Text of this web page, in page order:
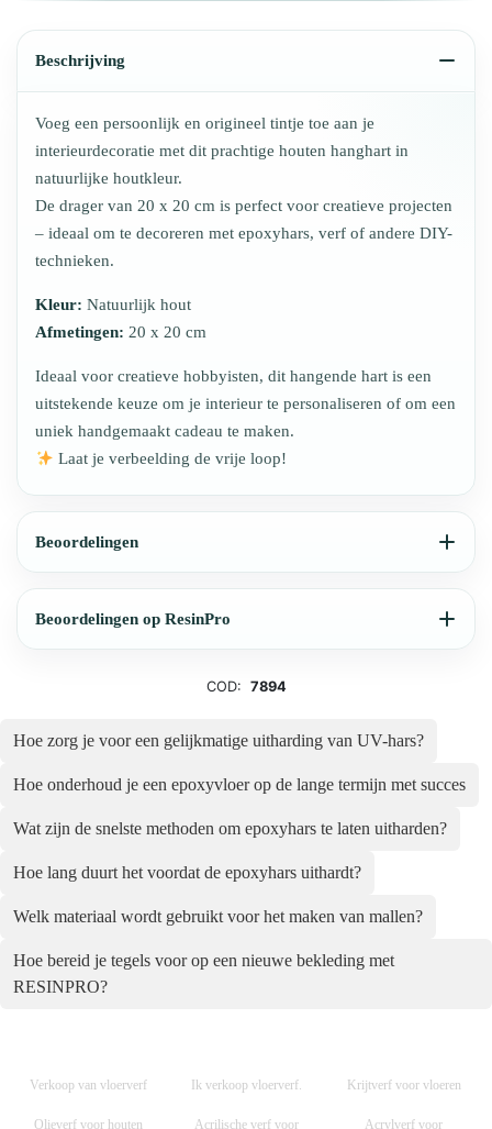
aantal
Beschrijving
Voeg een persoonlijk en origineel tintje toe aan je
interieurdecoratie met dit prachtige houten hanghart in
natuurlijke houtkleur.
De drager van 20 x 20 cm is perfect voor creatieve projecten
– ideaal om te decoreren met epoxyhars, verf of andere DIY-
technieken.
Kleur: Natuurlijk hout
Afmetingen: 20 x 20 cm
Ideaal voor creatieve hobbyisten, dit hangende hart is een
uitstekende keuze om je interieur te personaliseren of om een
uniek handgemaakt cadeau te maken.
Laat je verbeelding de vrije loop!
Beoordelingen
Beoordelingen op ResinPro
COD: 7894
Hoe zorg je voor een gelijkmatige uitharding van UV-hars?
Hoe onderhoud je een epoxyvloer op de lange termijn met succes
Wat zijn de snelste methoden om epoxyhars te laten uitharden?
Hoe lang duurt het voordat de epoxyhars uithardt?
Welk materiaal wordt gebruikt voor het maken van mallen?
Hoe bereid je tegels voor op een nieuwe bekleding met
RESINPRO?
Verkoop van vloerverf Ik verkoop vloerverf. Krijtverf voor vloeren
Olieverf voor houten
Acrilische verf voor
Acrylverf voor